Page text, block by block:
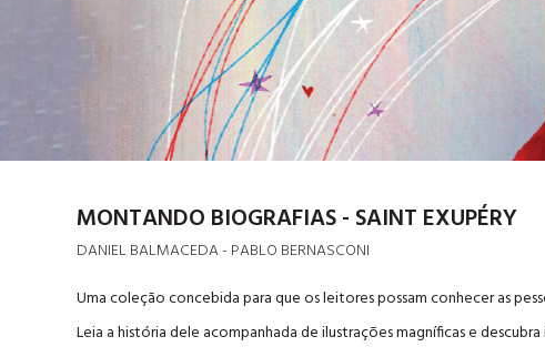
MONTANDO BIOGRAFIAS - SAINT EXUPÉRY
DANIEL BALMACEDA - PABLO BERNASCONI
Uma coleção concebida para que os leitores possam conhecer as
Leia a história dele acompanhada de ilustrações magníficas e